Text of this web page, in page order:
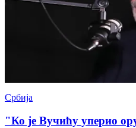
Србија
"Ко је Вучићу уперио